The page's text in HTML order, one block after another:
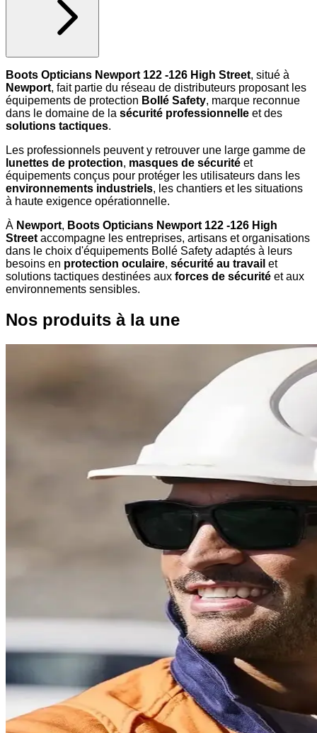
Boots Opticians Newport 122 -126 High Street, situé à
Newport, fait partie du réseau de distributeurs proposant les
équipements de protection Bollé Safety, marque reconnue
dans le domaine de la sécurité professionnelle et des
solutions tactiques.
Les professionnels peuvent y retrouver une large gamme de
lunettes de protection, masques de sécurité et
équipements conçus pour protéger les utilisateurs dans les
environnements industriels, les chantiers et les situations
à haute exigence opérationnelle.
À Newport, Boots Opticians Newport 122 -126 High
Street accompagne les entreprises, artisans et organisations
dans le choix d'équipements Bollé Safety adaptés à leurs
besoins en protection oculaire, sécurité au travail et
solutions tactiques destinées aux forces de sécurité et aux
environnements sensibles.
Nos produits à la une